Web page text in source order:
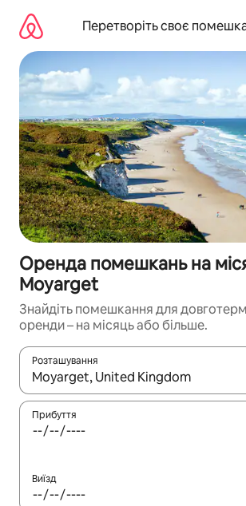
вмісту
Перетворіть своє
Оренда помешкань на
Moyarget
Знайдіть помешкання для
оренди – на місяць або більше.
Розташування
Отримавши результати пошуку,
Прибуття
Виїзд